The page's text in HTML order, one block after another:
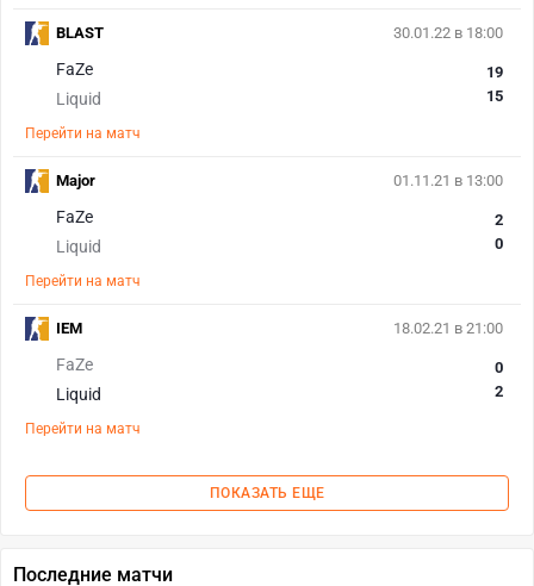
30.01.22 в 18:00
FaZe
Liquid
19
15
Перейти на матч
BLAST
01.11.21 в 13:00
FaZe
Liquid
2
0
Перейти на матч
Major
18.02.21 в 21:00
FaZe
Liquid
0
2
Перейти на матч
IEM
ПОКАЗАТЬ ЕЩЕ
Последние матчи